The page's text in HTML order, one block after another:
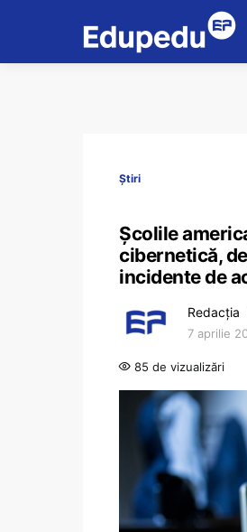
Știri
Școlile
cibernetică,
incidente de
Redacția
7 aprilie
85 de vizualizări